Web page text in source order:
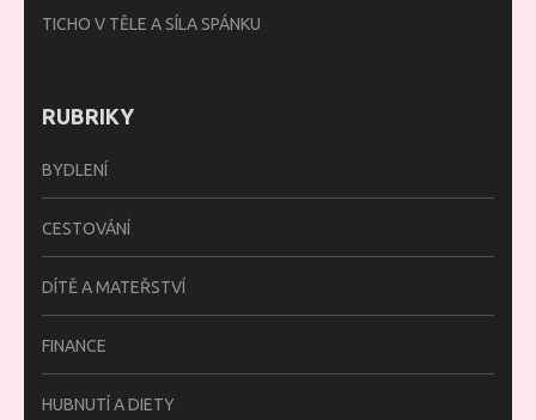
TICHO V TĚLE A SÍLA SPÁNKU
RUBRIKY
BYDLENÍ
CESTOVÁNÍ
DÍTĚ A MATEŘSTVÍ
FINANCE
HUBNUTÍ A DIETY